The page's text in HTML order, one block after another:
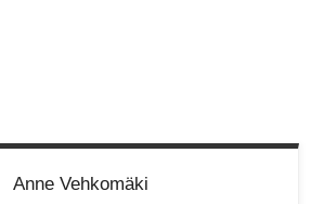
Anne Vehkomäki